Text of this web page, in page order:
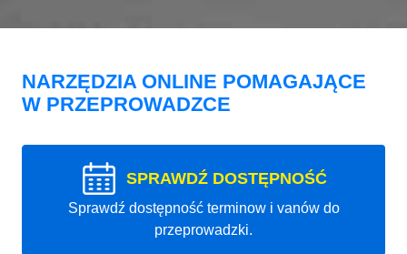
NARZĘDZIA ONLINE POMAGAJĄCE
W PRZEPROWADZCE
SPRAWDŹ DOSTĘPNOŚĆ
Sprawdź dostępność terminow i vanów do
przeprowadzki.